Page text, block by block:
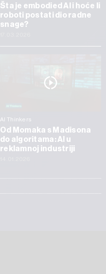
Šta je embodied AI i hoće li
roboti postati dio radne
snage?
AI Thinkers
Od Momaka s Madisona
do algoritama: AI u
reklamnoj industriji